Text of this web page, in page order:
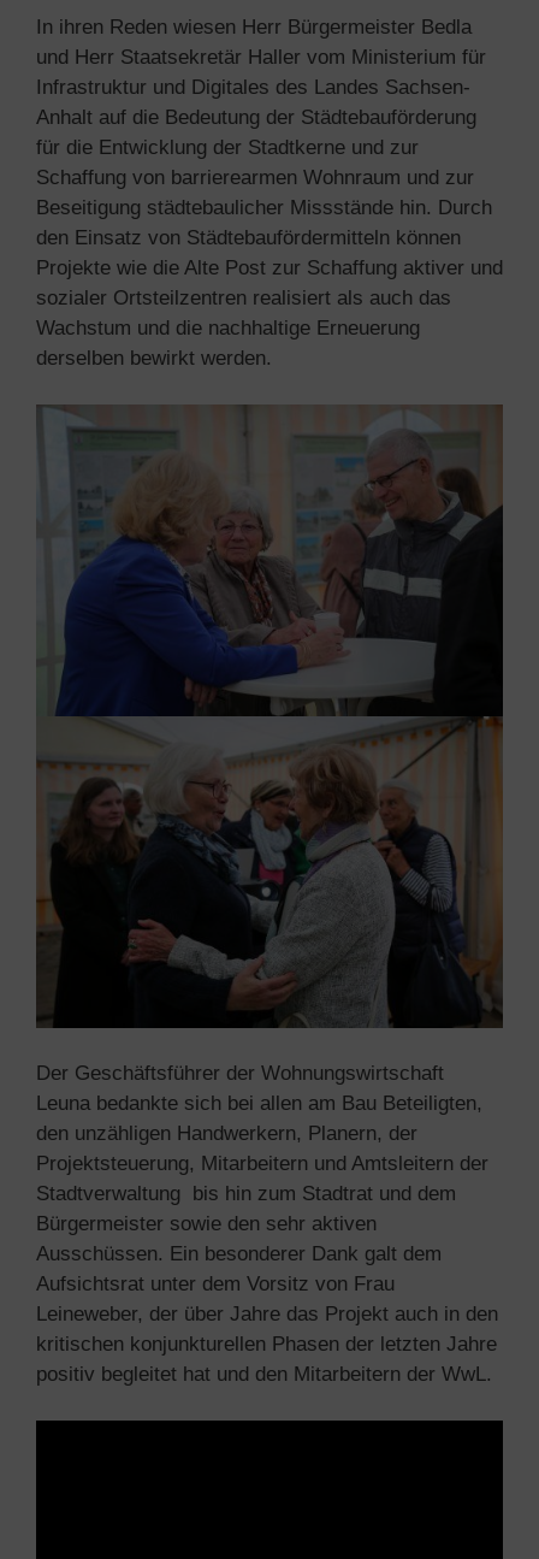
In ihren Reden wiesen Herr Bürgermeister Bedla
und Herr Staatsekretär Haller vom Ministerium für
Infrastruktur und Digitales des Landes Sachsen-
Anhalt auf die Bedeutung der Städtebauförderung
für die Entwicklung der Stadtkerne und zur
Schaffung von barrierearmen Wohnraum und zur
Beseitigung städtebaulicher Missstände hin. Durch
den Einsatz von Städtebaufördermitteln können
Projekte wie die Alte Post zur Schaffung aktiver und
sozialer Ortsteilzentren realisiert als auch das
Wachstum und die nachhaltige Erneuerung
derselben bewirkt werden.
Der Geschäftsführer der Wohnungswirtschaft
Leuna bedankte sich bei allen am Bau Beteiligten,
den unzähligen Handwerkern, Planern, der
Projektsteuerung, Mitarbeitern und Amtsleitern der
Stadtverwaltung bis hin zum Stadtrat und dem
Bürgermeister sowie den sehr aktiven
Ausschüssen. Ein besonderer Dank galt dem
Aufsichtsrat unter dem Vorsitz von Frau
Leineweber, der über Jahre das Projekt auch in den
kritischen konjunkturellen Phasen der letzten Jahre
positiv begleitet hat und den Mitarbeitern der WwL.